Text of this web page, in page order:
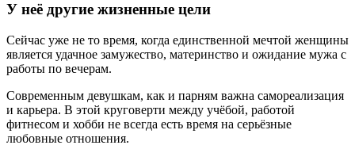
У неё другие жизненные цели
Сейчас уже не то время, когда единственной мечтой женщины
является удачное замужество, материнство и ожидание мужа с
работы по вечерам.
Современным девушкам, как и парням важна самореализация
и карьера. В этой круговерти между учёбой, работой
фитнесом и хобби не всегда есть время на серьёзные
любовные отношения.